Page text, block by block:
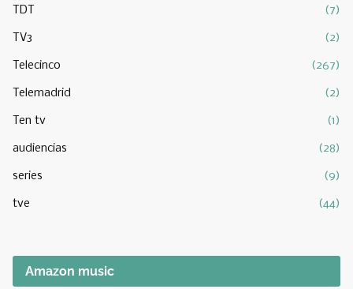
TDT (7)
TV3 (2)
Telecinco (267)
Telemadrid (2)
Ten tv (1)
audiencias (28)
series (9)
tve (44)
Amazon music